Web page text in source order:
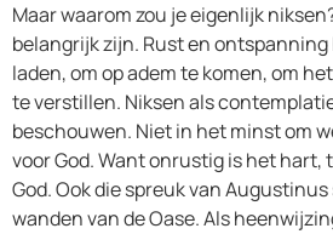
Maar waarom zou je eigenlijk
belangrijk zijn. Rust en ontspanning
laden, om op adem te komen, om
te verstillen. Niksen als
beschouwen. Niet in het minst om
voor God. Want onrustig is het
God. Ook die spreuk van
wanden van de Oase. Als